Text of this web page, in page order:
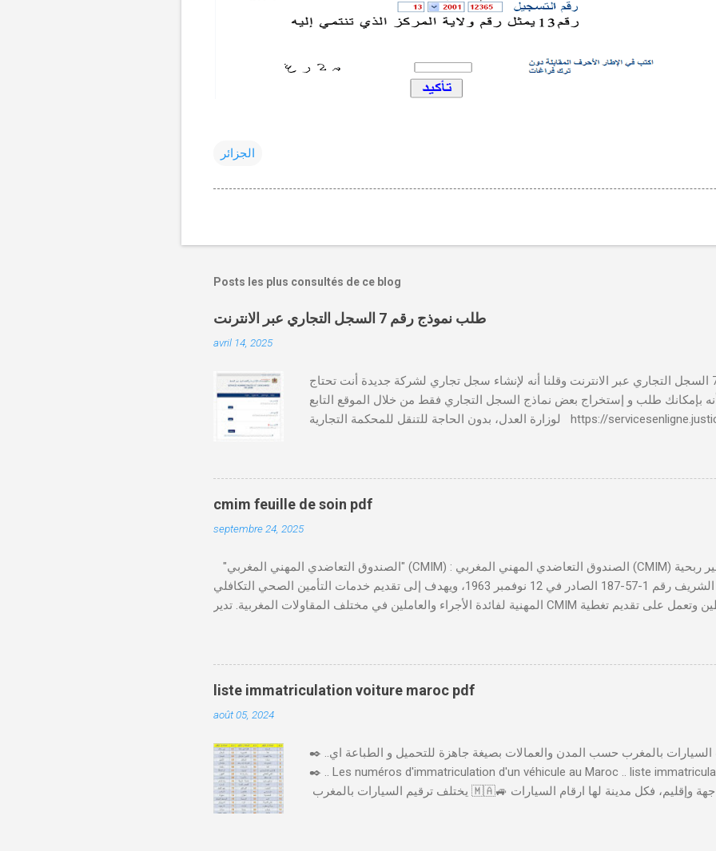
الجزائر
Posts les plus consultés de ce blog
طلب نموذج رقم 7 السجل التجاري عبر الانترنت
avril 14, 2025
بالنسبة لطلب نموذج رقم 7 السجل التجاري عبر الانترنت وقلنا أنه لإنشاء سجل تجاري لشركة جديدة أنت تحتاج
📸 هل تعلم أنه بإمكانك طلب و إستخراج بعض نماذج السجل التجاري فقط من خلال الموقع التابع
لوزارة العدل، بدون الحاجة للتنقل للمحكمة التجارية https://servicesenligne.justice.gov.ma كيفية طلب
cmim feuille de soin pdf
septembre 24, 2025
"الصندوق التعاضدي المهني المغربي" (CMIM) : الصندوق التعاضدي المهني المغربي (CMIM) هو مؤسسة تضامنية خاصة غير ربحية
تأسست بموجب الظهير الشريف رقم 1-57-187 الصادر في 12 نوفمبر 1963، ويهدف إلى تقديم خدمات التأمين الصحي التكافلي
المهنية لفائدة الأجراء والعاملين في مختلف المقاولات المغربية. تدير CMIM شبكة واسعة من المنخرطين وتعمل على تقديم تغطية
المغربي دورًا حيويًا في النهوض بالصحة المهنية داخل المقاولات المغربية. حيث يؤكد على أهمية
على صحة ورفاهية الموظفين. ونظم الصندوق فعاليات سنوية مثل "يوم الصحة في العمل"، حيث
الاجتماعي وأهمية تطبيق سياسات الصحة والسلامة المهنية لتحقيق صحة مستدامة في بيئة العمل.
الخدمات والابتكارات الرقمية لتسهيل استفادة المنخرطين من خدماته، أطلقت CMIM تطبيق CMIM Connect الذي يسمح بالوصول
liste immatriculation voiture maroc pdf
août 05, 2024
✒️ ..اليكم لائحة ارقام لوحات السيارات بالمغرب حسب المدن والعمالات بصيغة جاهزة للتحميل و الطباعة اي pdf
✒️ .. Les numéros d'immatriculation d'un véhicule au Maroc .. liste